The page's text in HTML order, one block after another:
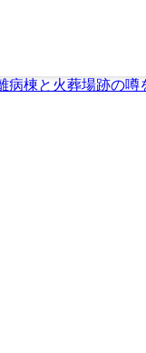
病棟と火葬場跡の噂